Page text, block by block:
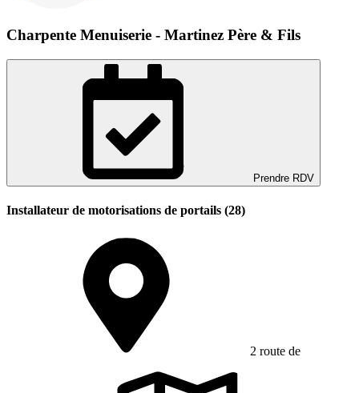
Charpente Menuiserie - Martinez Père & Fils
Prendre RDV
Installateur de motorisations de portails (28)
2 route de